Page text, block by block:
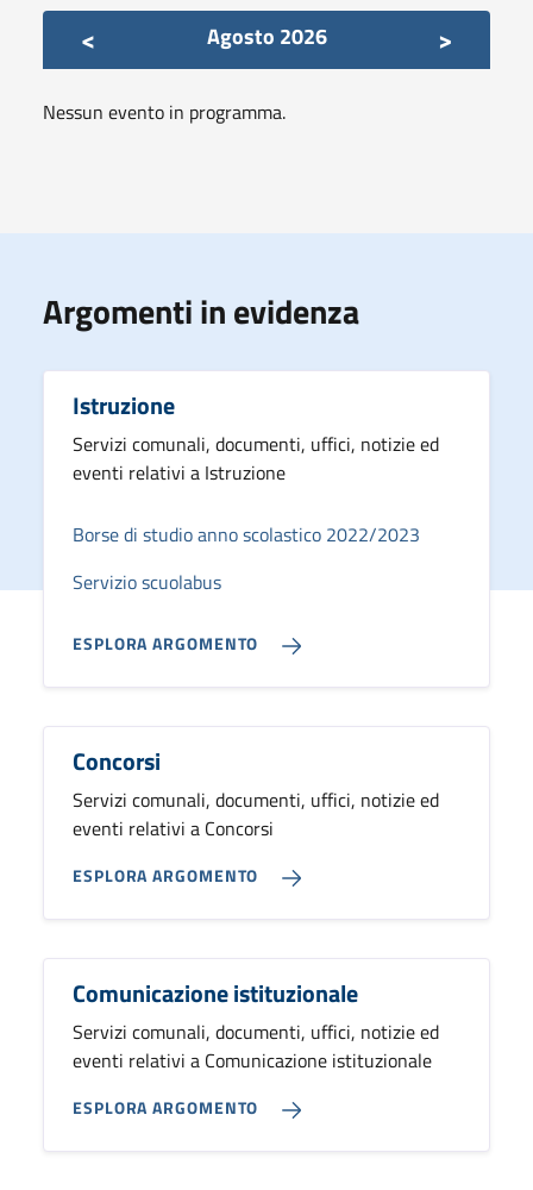
< Agosto 2026 >
Nessun evento in programma.
Argomenti in evidenza
Istruzione
Servizi comunali, documenti, uffici, notizie ed
eventi relativi a Istruzione
Borse di studio anno scolastico 2022/2023
Servizio scuolabus
ESPLORA ARGOMENTO
Concorsi
Servizi comunali, documenti, uffici, notizie ed
eventi relativi a Concorsi
ESPLORA ARGOMENTO
Comunicazione istituzionale
Servizi comunali, documenti, uffici, notizie ed
eventi relativi a Comunicazione istituzionale
ESPLORA ARGOMENTO